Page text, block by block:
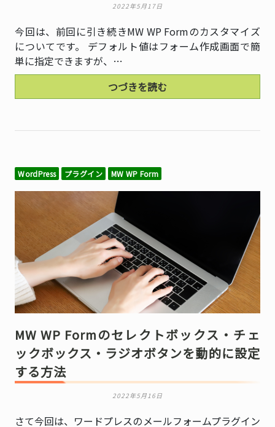
2022年5月17日
今回は、前回に引き続きMW WP Formのカスタマイズ
についてです。 デフォルト値はフォーム作成画面で簡
単に指定できますが、…
つづきを読む
WordPress プラグイン MW WP Form
MW WP Formのセレクトボックス・チェ
ックボックス・ラジオボタンを動的に設定
する方法
2022年5月16日
さて今回は、ワードプレスのメールフォームプラグイン